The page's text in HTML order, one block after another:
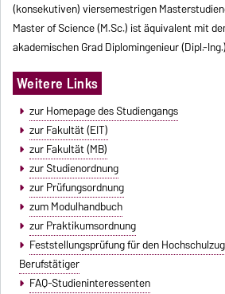
(konsekutiven) viersemestrigen
Master of Science (M.Sc.) ist äquivalent mit
akademischen Grad Diplomingenieur (Dipl.-
Weitere Links
zur Homepage des Studiengangs
zur Fakultät (EIT)
zur Fakultät (MB)
zur Studienordnung
zur Prüfungsordnung
zum Modulhandbuch
zur Praktikumsordnung
Feststellungsprüfung für den
Berufstätiger
FAQ-Studieninteressenten